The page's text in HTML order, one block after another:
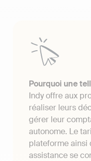
Pourquoi une
Indy offre aux
réaliser leurs
gérer leur
autonome. Le
plateforme ainsi
assistance se